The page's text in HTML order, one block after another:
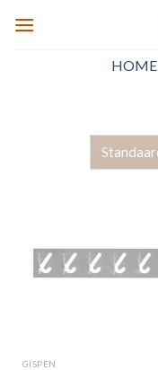
HOME
GISPEN